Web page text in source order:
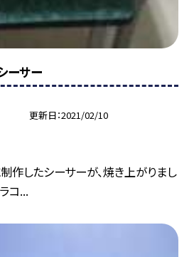
ーサー
更新日 2021/02/10
作したシーサーが、焼き上がりまし
コ...